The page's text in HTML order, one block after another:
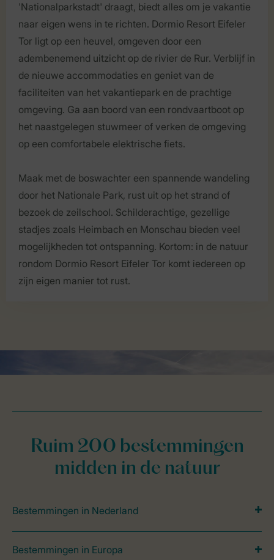
'Nationalparkstadt' draagt, biedt alles om je vakantie
naar eigen wens in te richten. Dormio Resort Eifeler
Tor ligt op een heuvel, omgeven door een
adembenemend uitzicht op de rivier de Rur. Verblijf in
de nieuwe accommodaties en geniet van de
faciliteiten van het vakantiepark en de prachtige
omgeving. Ga aan boord van een rondvaartboot op
het naastgelegen stuwmeer of verken de omgeving
op een comfortabele elektrische fiets.
Maak met de boswachter een spannende wandeling
door het Nationale Park, rust uit op het strand of
bezoek de zeilschool. Schilderachtige, gezellige
stadjes zoals Heimbach en Monschau bieden veel
mogelijkheden tot ontspanning. Kortom: in de natuur
rondom Dormio Resort Eifeler Tor komt iedereen op
zijn eigen manier tot rust.
Ruim 200 bestemmingen
midden in de natuur
Bestemmingen in Nederland
Bestemmingen in Europa